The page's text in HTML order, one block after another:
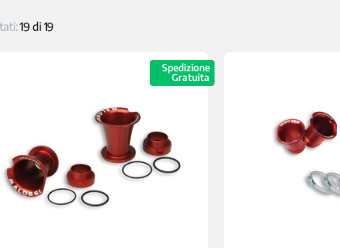
19 di 19
Spedizione
Gratuita